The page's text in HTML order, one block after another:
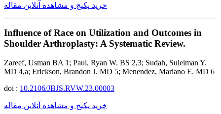
خرید پکیج و مشاهده آنلاین مقاله
Influence of Race on Utilization and Outcomes in
Shoulder Arthroplasty: A Systematic Review.
Zareef, Usman BA 1; Paul, Ryan W. BS 2,3; Sudah, Suleiman Y.
MD 4,a; Erickson, Brandon J. MD 5; Menendez, Mariano E. MD 6
doi : 10.2106/JBJS.RVW.23.00003
خرید پکیج و مشاهده آنلاین مقاله